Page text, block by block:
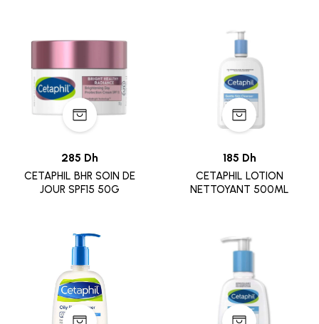
285 Dh
CETAPHIL BHR SOIN DE
JOUR SPF15 50G
185 Dh
CETAPHIL LOTION
NETTOYANT 500ML